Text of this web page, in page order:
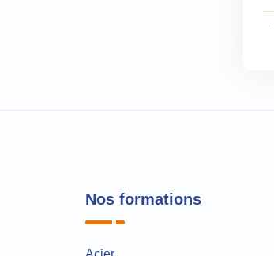
Nos formations